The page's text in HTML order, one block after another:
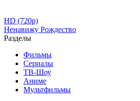
HD (720p)
Ненавижу Рождество
Разделы
Фильмы
Сериалы
ТВ-Шоу
Аниме
Мультфильмы